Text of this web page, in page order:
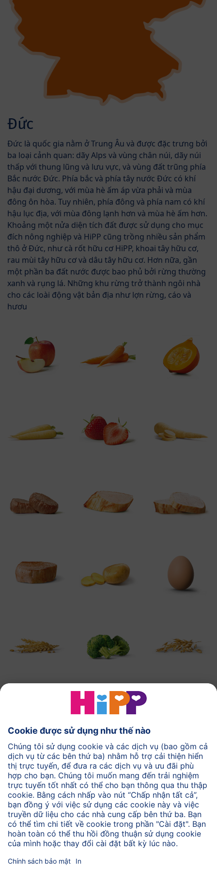
Đức
Đức là quốc gia nằm ở Trung Âu và được đặc trưng bởi
ba loại cảnh quan: dãy Alps và vùng chân núi, dãy núi
thấp với thung lũng và lưu vực, và vùng đất trũng phía
Bắc nước Đức. Phía bắc và phía tây nước Đức có khí
hậu đại dương, với mùa hè ấm áp vừa phải và mùa
đông ôn hòa. Tuy nhiên, phía đông và phía nam có khí
hậu lục địa, với mùa đông lạnh hơn và mùa hè ấm hơn.
Khoảng một nửa diện tích đất được sử dụng cho mục
đích nông nghiệp và HiPP cũng trồng nhiều sản phẩm
thô ở Đức, như cà rốt hữu cơ HiPP, khoai tây hữu cơ,
rau mùi tây hữu cơ và dâu tây hữu cơ. Hơn nữa, gần
một phần ba đất nước được bao phủ bởi rừng thường
xanh và rụng lá. Những khu rừng trở thành ngôi nhà
cho các loài động vật bản địa như lợn rừng, cáo và
hươu